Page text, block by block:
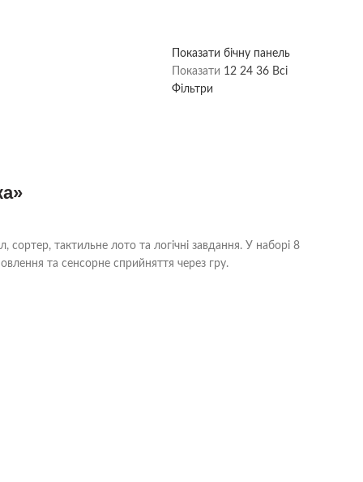
Показати бічну панель
Показати 12 24 36 Всі
Фільтри
тактильне лото та логічні завдання. У наборі 8
та сенсорне сприйняття через гру.